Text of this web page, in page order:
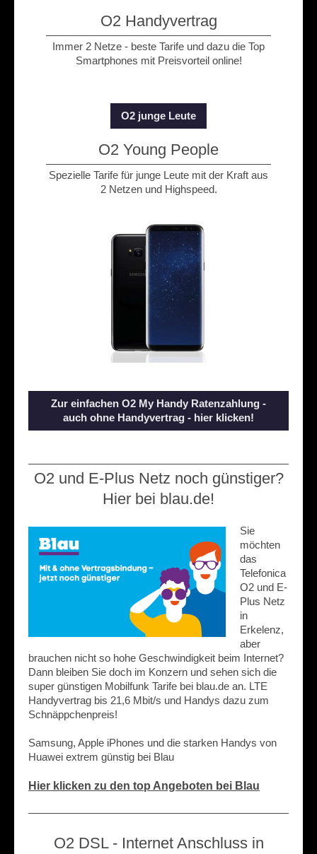
O2 Handyvertrag
Immer 2 Netze - beste Tarife und dazu die Top
Smartphones mit Preisvorteil online!
O2 junge Leute
O2 Young People
Spezielle Tarife für junge Leute mit der Kraft aus
2 Netzen und Highspeed.
Zur einfachen O2 My Handy Ratenzahlung -
auch ohne Handyvertrag - hier klicken!
O2 und E-Plus Netz noch günstiger?
Hier bei blau.de!
Sie
möchten
das
Telefonica
O2 und E-
Plus Netz
in
Erkelenz,
aber
brauchen nicht so hohe Geschwindigkeit beim Internet?
Dann bleiben Sie doch im Konzern und sehen sich die
super günstigen Mobilfunk Tarife bei blau.de an. LTE
Handyvertrag bis 21,6 Mbit/s und Handys dazu zum
Schnäppchenpreis!
Samsung, Apple iPhones und die starken Handys von
Huawei extrem günstig bei Blau
Hier klicken zu den top Angeboten bei Blau
O2 DSL - Internet Anschluss in